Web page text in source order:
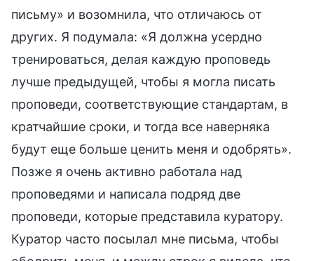
письму» и возомнила, что отличаюсь от
других. Я подумала: «Я должна усердно
тренироваться, делая каждую проповедь
лучше предыдущей, чтобы я могла писать
проповеди, соответствующие стандартам, в
кратчайшие сроки, и тогда все наверняка
будут еще больше ценить меня и одобрять».
Позже я очень активно работала над
проповедями и написала подряд две
проповеди, которые представила куратору.
Куратор часто посылал мне письма, чтобы